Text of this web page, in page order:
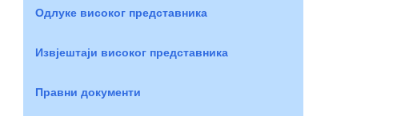
Одлуке високог представника
Извјештаји високог представника
Правни документи